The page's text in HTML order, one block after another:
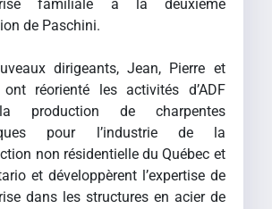
familiale à la deuxième
de Paschini.
dirigeants, Jean, Pierre et
ont réorienté les activités d’ADF
production de charpentes
pour l’industrie de la
non résidentielle du Québec et
et développèrent l’expertise de
dans les structures en acier de